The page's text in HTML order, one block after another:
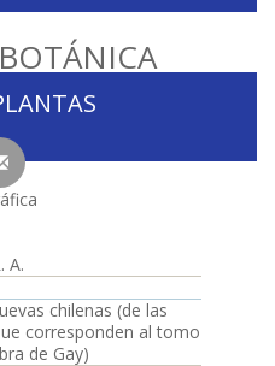
A.
chilenas (de las
corresponden al tomo
de Gay)